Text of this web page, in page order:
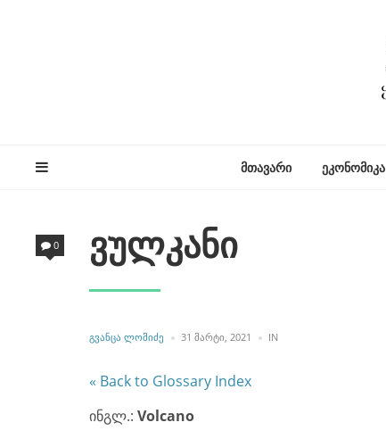
ᲛᲗᲐᲕᲐᲠᲘ ᲔᲙᲝᲜᲝᲛᲘᲙᲐ
ვულკანი
POSTED
ᲒᲕᲐᲜᲪᲐ ᲚᲝᲛᲘᲫᲔ 31 ᲛᲐᲠᲢᲘ, 2021 INPOSTED
0
« Back to Glossary Index
ინგლ.: Volcano